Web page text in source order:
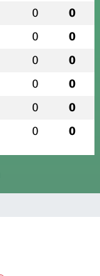
0 0
0 0
0 0
0 0
0 0
0 0